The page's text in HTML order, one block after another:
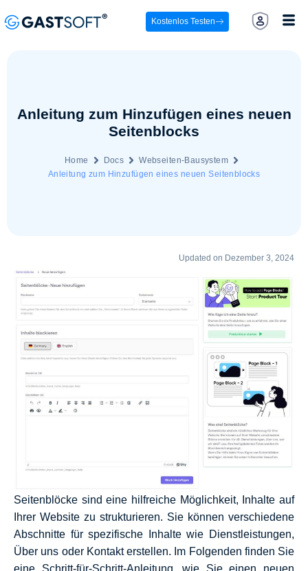
Kostenlos Testen
Anleitung zum Hinzufügen eines neuen
Seitenblocks
Home Docs
Webseiten-Bausystem
Anleitung zum Hinzufügen eines neuen Seitenblocks
Updated on Dezember 3, 2024
Seitenblöcke sind eine hilfreiche Möglichkeit, Inhalte auf
Ihrer Website zu strukturieren. Sie können verschiedene
Abschnitte für spezifische Inhalte wie Dienstleistungen,
Über uns oder Kontakt erstellen. Im Folgenden finden Sie